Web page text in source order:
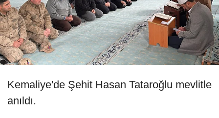
Kemaliye'de Şehit Hasan Tataroğlu mevlitle
anıldı.